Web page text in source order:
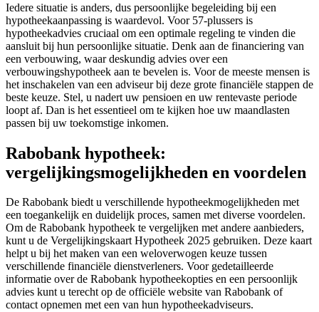
Iedere situatie is anders, dus persoonlijke begeleiding bij een
hypotheekaanpassing is waardevol. Voor 57-plussers is
hypotheekadvies cruciaal om een optimale regeling te vinden die
aansluit bij hun persoonlijke situatie. Denk aan de financiering van
een verbouwing, waar deskundig advies over een
verbouwingshypotheek aan te bevelen is. Voor de meeste mensen is
het inschakelen van een adviseur bij deze grote financiële stappen de
beste keuze. Stel, u nadert uw pensioen en uw rentevaste periode
loopt af. Dan is het essentieel om te kijken hoe uw maandlasten
passen bij uw toekomstige inkomen.
Rabobank hypotheek:
vergelijkingsmogelijkheden en voordelen
De Rabobank biedt u verschillende hypotheekmogelijkheden met
een toegankelijk en duidelijk proces, samen met diverse voordelen.
Om de Rabobank hypotheek te vergelijken met andere aanbieders,
kunt u de Vergelijkingskaart Hypotheek 2025 gebruiken. Deze kaart
helpt u bij het maken van een weloverwogen keuze tussen
verschillende financiële dienstverleners. Voor gedetailleerde
informatie over de Rabobank hypotheekopties en een persoonlijk
advies kunt u terecht op de officiële website van Rabobank of
contact opnemen met een van hun hypotheekadviseurs.